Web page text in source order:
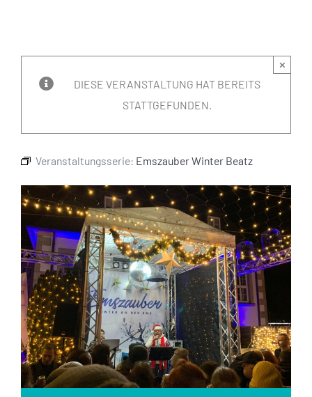
DIESE VERANSTALTUNG HAT BEREITS
STATTGEFUNDEN.
×
Veranstaltungsserie: Emszauber Winter Beatz